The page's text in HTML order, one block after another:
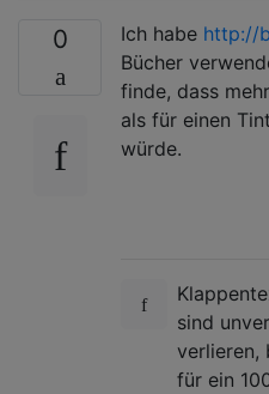
0 Ich habe http://
Bücher
finde, dass
als für einen
würde.
sind
verlieren,
für ein